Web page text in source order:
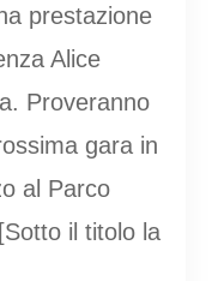
prestazione
Alice
Proveranno
gara in
al Parco
il titolo la